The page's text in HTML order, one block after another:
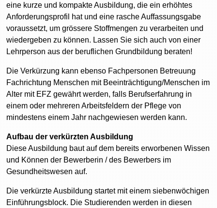
eine kurze und kompakte Ausbildung, die ein erhöhtes
Anforderungsprofil hat und eine rasche Auffassungsgabe
voraussetzt, um grössere Stoffmengen zu verarbeiten und
wiedergeben zu können. Lassen Sie sich auch von einer
Lehrperson aus der beruflichen Grundbildung beraten!
Die Verkürzung kann ebenso Fachpersonen Betreuung
Fachrichtung Menschen mit Beeinträchtigung/Menschen im
Alter mit EFZ gewährt werden, falls Berufserfahrung in
einem oder mehreren Arbeitsfeldern der Pflege von
mindestens einem Jahr nachgewiesen werden kann.
Aufbau der verkürzten Ausbildung
Diese Ausbildung baut auf dem bereits erworbenen Wissen
und Können der Bewerberin / des Bewerbers im
Gesundheitswesen auf.
Die verkürzte Ausbildung startet mit einem siebenwöchigen
Einführungsblock. Die Studierenden werden in diesen